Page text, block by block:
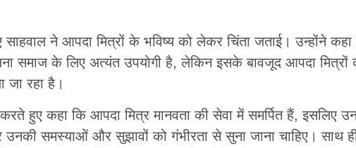
ने आपदा मित्रों के भविष्य को लेकर चिंता जताई। उन्होंने
समाज के लिए अत्यंत उपयोगी है, लेकिन इसके बावजूद आपदा मित्रों
जा रहा है।
हुए कहा कि आपदा मित्र मानवता की सेवा में समर्पित हैं, इसलिए
उनकी समस्याओं और सुझावों को गंभीरता से सुना जाना चाहिए। साथ